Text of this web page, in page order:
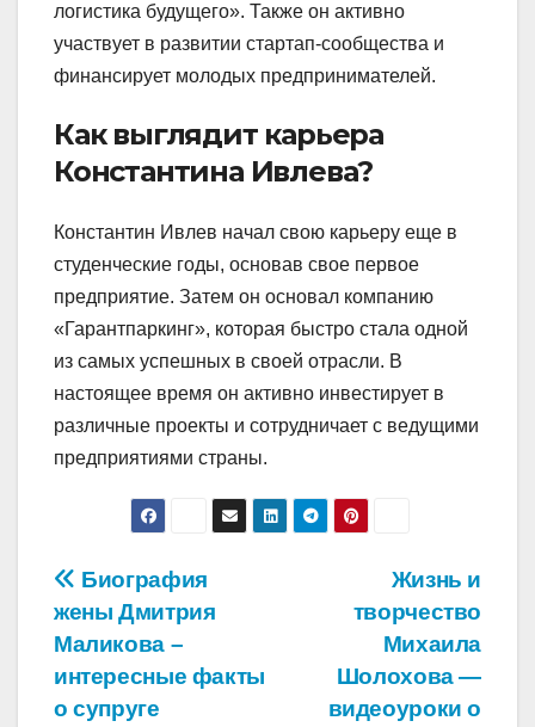
логистика будущего». Также он активно
участвует в развитии стартап-сообщества и
финансирует молодых предпринимателей.
Как выглядит карьера
Константина Ивлева?
Константин Ивлев начал свою карьеру еще в
студенческие годы, основав свое первое
предприятие. Затем он основал компанию
«Гарантпаркинг», которая быстро стала одной
из самых успешных в своей отрасли. В
настоящее время он активно инвестирует в
различные проекты и сотрудничает с ведущими
предприятиями страны.
Навигация
по
записям
Жизнь и
творчество
Михаила
Шолохова —
видеоуроки о
Биография
жены Дмитрия
Маликова –
интересные факты
о супруге